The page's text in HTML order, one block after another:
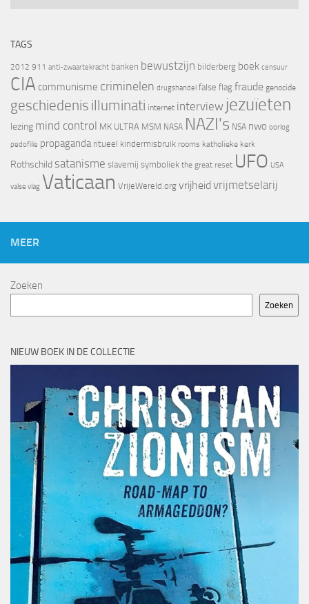
TAGS
2012 911 anti-zwaartekracht banken bewustzijn bilderberg boek censuur
CIA communisme criminelen drugshandel false flag fraude genocide
geschiedenis illuminati internet interview jezuïeten
lezing mind control MK ULTRA MSM NASA NAZI's NSA nwo oorlog
pedofilie propaganda ritueel kindermisbruik rooms katholieke kerk
Rothschild satanisme slavernij symboliek the great reset UFO USA
valse vlag Vaticaan VrijeWereld.org vrijheid vrijmetselarij
MEER
Zoeken
Zoeken
NIEUW BOEK IN DE COLLECTIE